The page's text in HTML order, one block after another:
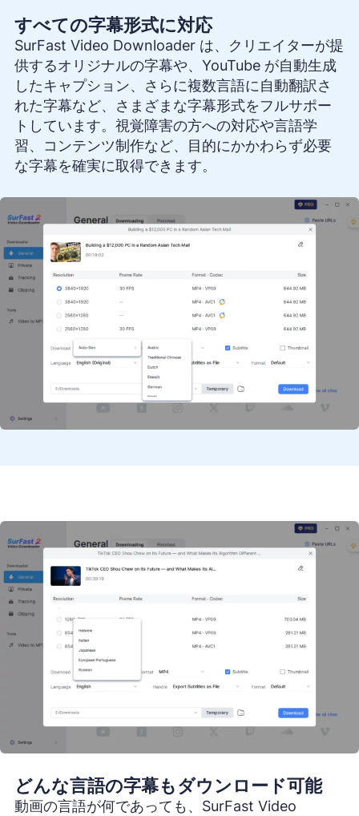
すべての字幕形式に対応
SurFast Video Downloader は、クリエイターが提
供するオリジナルの字幕や、YouTube が自動生成
したキャプション、さらに複数言語に自動翻訳さ
れた字幕など、さまざまな字幕形式をフルサポー
トしています。視覚障害の方への対応や言語学
習、コンテンツ制作など、目的にかかわらず必要
な字幕を確実に取得できます。
どんな言語の字幕もダウンロード可能
動画の言語が何であっても、SurFast Video